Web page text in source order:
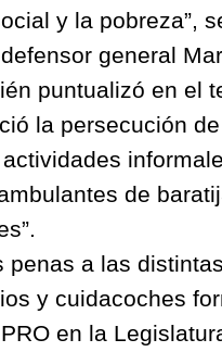
y la pobreza”,
general
puntualizó en el
la persecución
de
penas a las
y cuidacoches
en la